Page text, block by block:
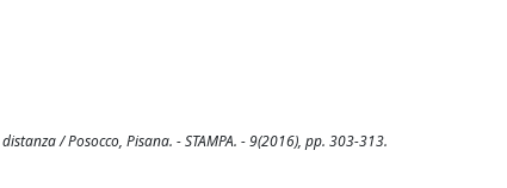
/ Posocco, Pisana. - STAMPA. - 9(2016), pp. 303-313.